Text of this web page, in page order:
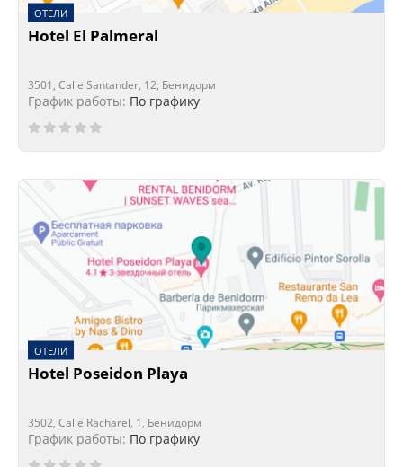
ОТЕЛИ
Hotel El Palmeral
3501, Calle Santander, 12, Бенидорм
График работы: По графику
ОТЕЛИ
Hotel Poseidon Playa
3502, Calle Racharel, 1, Бенидорм
График работы: По графику